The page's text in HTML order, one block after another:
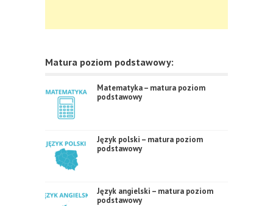
Matura poziom podstawowy:
Matematyka – matura poziom
podstawowy
Język polski – matura poziom
podstawowy
Język angielski – matura poziom
podstawowy